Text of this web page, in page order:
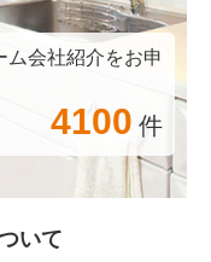
ム会社紹介をお申
4100 件
いて